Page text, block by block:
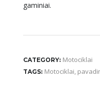
gaminiai.
CATEGORY: Motociklai
TAGS: Motociklai,